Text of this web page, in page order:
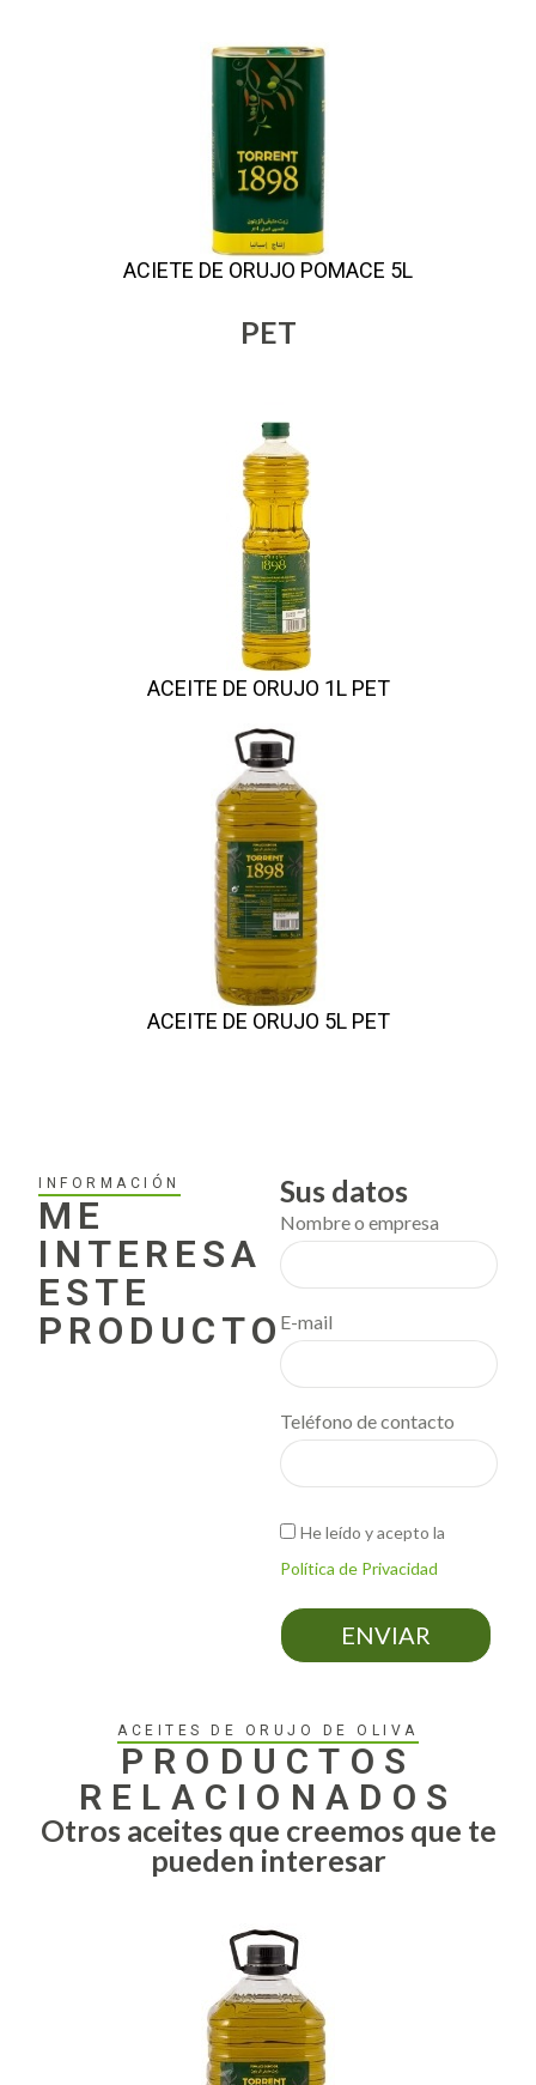
ACIETE DE ORUJO POMACE 5L
PET
ACEITE DE ORUJO 1L PET
ACEITE DE ORUJO 5L PET
INFORMACIÓN
ME
INTERESA
ESTE
PRODUCTO
Sus datos
Nombre o empresa
E-mail
Teléfono de contacto
He leído y acepto la
Política de Privacidad
ENVIAR
ACEITES DE ORUJO DE OLIVA
PRODUCTOS
RELACIONADOS
Otros aceites que creemos que te
pueden interesar